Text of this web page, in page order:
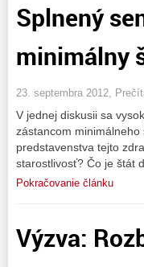
Splnený
minimálny
23. septembra 2012,
V jednej diskusii sa
zástancom
predstavenstva tejto
starostlivosť? Čo je štát
Pokračovanie článku
Výzva: